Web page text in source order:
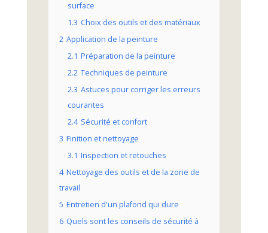
surface
1.3 Choix des outils et des matériaux
2 Application de la peinture
2.1 Préparation de la peinture
2.2 Techniques de peinture
2.3 Astuces pour corriger les erreurs
courantes
2.4 Sécurité et confort
3 Finition et nettoyage
3.1 Inspection et retouches
4 Nettoyage des outils et de la zone de
travail
5 Entretien d'un plafond qui dure
6 Quels sont les conseils de sécurité à